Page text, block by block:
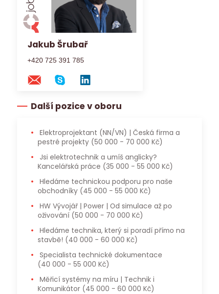
Jakub Šrubař
+420 725 391 785
Další pozice v oboru
pestré projekty (50 000 - 70 000 Kč)
Kancelářská práce (35 000 - 55 000 Kč)
obchodníky (45 000 - 55 000 Kč)
oživování (50 000 - 70 000 Kč)
stavbě! (40 000 - 60 000 Kč)
Specialista technické dokumentace
(40 000 - 55 000 Kč)
Komunikátor (45 000 - 60 000 Kč)